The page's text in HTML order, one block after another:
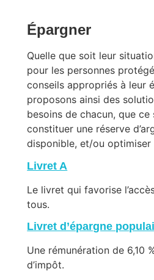
Épargner
Quelle que soit leur
pour les personnes
conseils appropriés à leur
proposons ainsi des
besoins de chacun, que
constituer une réserve
disponible, et/ou optimiser
Livret A
Le livret qui favorise
tous.
Livret d’épargne
Une rémunération de 6,10
d’impôt.